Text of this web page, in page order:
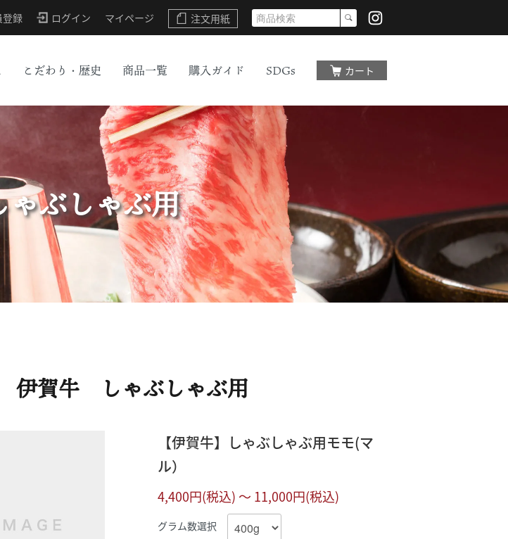
登録 ログイン マイページ 注文用紙
こだわり・歴史 商品一覧 購入ガイド SDGs カート
ゃぶしゃぶ用
伊賀牛 しゃぶしゃぶ用
【伊賀牛】しゃぶしゃぶ用モモ(マ
ル）
4,400円(税込) 〜 11,000円(税込)
グラム数選択